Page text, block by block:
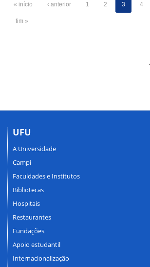
« início ‹ anterior 1 2 3 4
fim »
UFU
A Universidade
Campi
Faculdades e Institutos
Bibliotecas
Hospitais
Restaurantes
Fundações
Apoio estudantil
Internacionalização